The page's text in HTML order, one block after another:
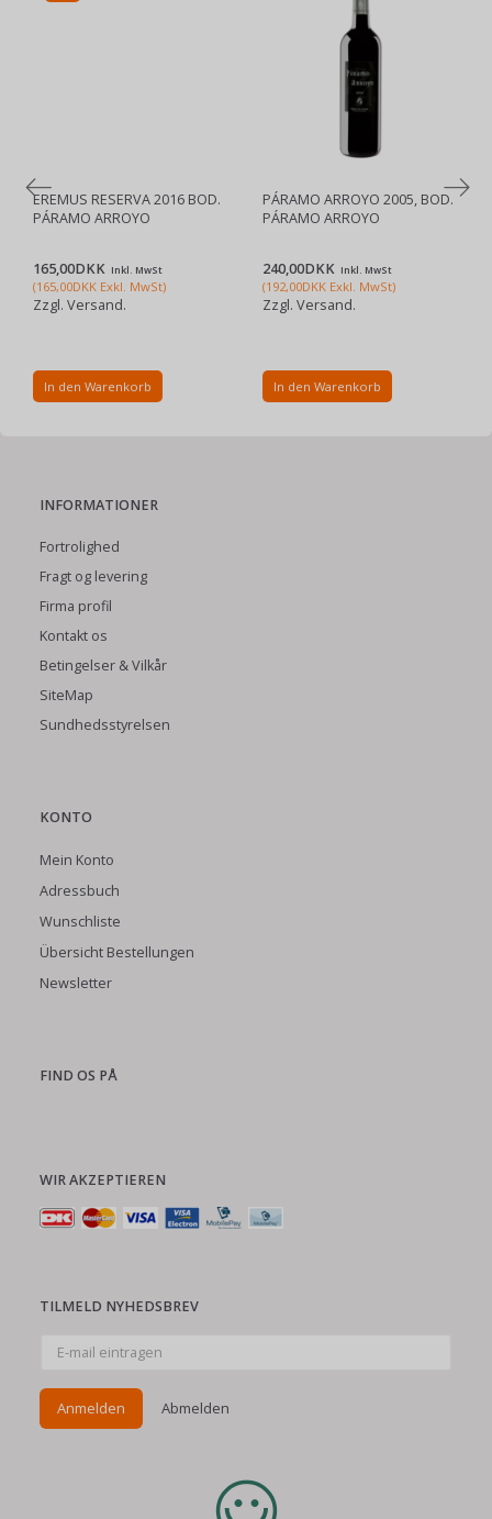
EREMUS RESERVA 2016 BOD.
PÁRAMO ARROYO
165,00DKK Inkl. MwSt
(165,00DKK Exkl. MwSt)
Zzgl. Versand.
In den Warenkorb
PÁRAMO ARROYO 2005, BOD.
PÁRAMO ARROYO
240,00DKK Inkl. MwSt
(192,00DKK Exkl. MwSt)
Zzgl. Versand.
In den Warenkorb
INFORMATIONER
Fortrolighed
Fragt og levering
Firma profil
Kontakt os
Betingelser & Vilkår
SiteMap
Sundhedsstyrelsen
KONTO
Mein Konto
Adressbuch
Wunschliste
Übersicht Bestellungen
Newsletter
FIND OS PÅ
WIR AKZEPTIEREN
TILMELD NYHEDSBREV
mail
Anmelden Abmelden